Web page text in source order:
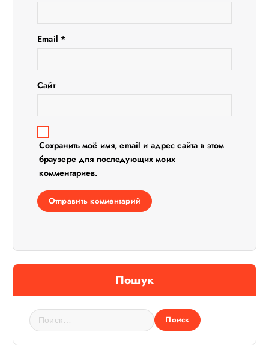
Email *
Сайт
Сохранить моё имя, email и адрес сайта в этом
браузере для последующих моих
комментариев.
Пошук
Н
а
й